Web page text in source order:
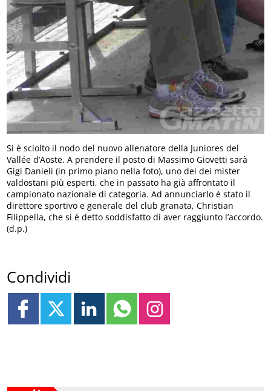
Si è sciolto il nodo del nuovo allenatore della Juniores del
Vallée d’Aoste. A prendere il posto di Massimo Giovetti sarà
Gigi Danieli (in primo piano nella foto), uno dei dei mister
valdostani più esperti, che in passato ha già affrontato il
campionato nazionale di categoria. Ad annunciarlo è stato il
direttore sportivo e generale del club granata, Christian
Filippella, che si è detto soddisfatto di aver raggiunto l’accordo.
(d.p.)
Condividi